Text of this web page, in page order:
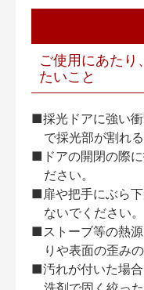
ご使用にあたり
たいこと
■採光ドアに強い
で採光部が割れ
■ドアの開閉の際に
ださい。
■扉や把手にぶら
ないでください。
■ストーブ等の熱
りや表面の歪み
■汚れが付いた場